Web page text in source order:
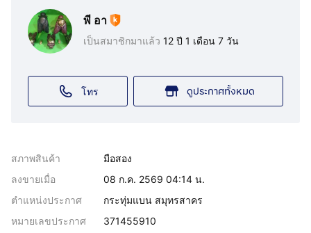
พี อา
เป็นสมาชิกมาแล้ว 12 ปี 1 เดือน 7 วัน
โทร ดูประกาศทั้งหมด
สภาพสินค้า
มือสอง
ลงขายเมื่อ
08 ก.ค. 2569 04:14 น.
ตำแหน่งประกาศ
กระทุ่มแบน สมุทรสาคร
หมายเลขประกาศ
371455910